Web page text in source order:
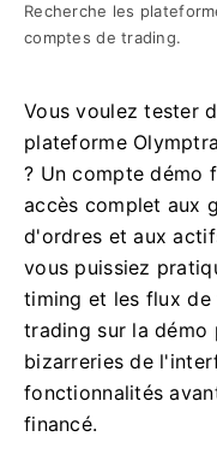
Recherche les
comptes de trading.
Vous voulez tester
plateforme
? Un compte démo
accès complet aux
d'ordres et aux
vous puissiez
timing et les flux
trading sur la
bizarreries de
fonctionnalités
financé.